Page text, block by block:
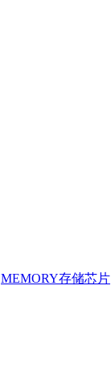
MEMORY存储芯片